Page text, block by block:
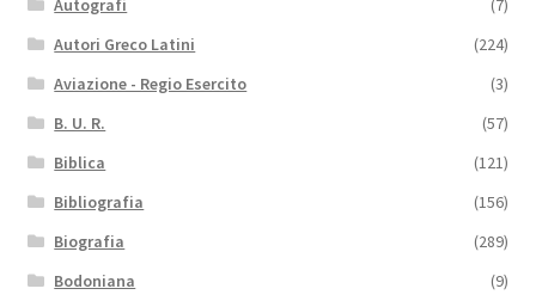
Autografi
(7)
Autori Greco Latini
(224)
Aviazione - Regio Esercito
(3)
B. U. R.
(57)
Biblica
(121)
Bibliografia
(156)
Biografia
(289)
Bodoniana
(9)